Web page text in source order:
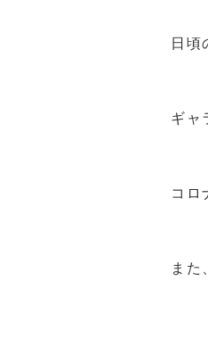
日頃
ギャ
コロ
また